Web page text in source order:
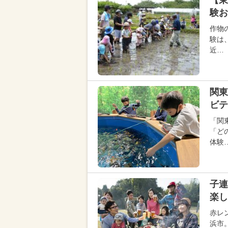
験
作物
験は
近…
関
ビ
「
「
体験
子
楽
赤レ
浜市